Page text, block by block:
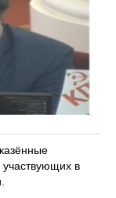
участвующих в